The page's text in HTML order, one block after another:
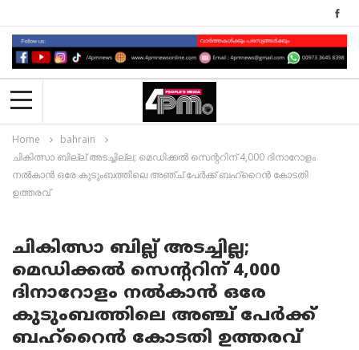
Home
bahrain
ചികിത്സാ ബില്ല് അടച്ചില്ല; മെഡിക്കൽ സെന്ററിന് 4,000 ദിനാറോളം
നൽകാൻ ഒരേ കുടുംബത്തിലെ അഞ്ച് പേർക്ക് ബഹ്‌റൈൻ കോടതി
ഉത്തരവ്
ചികിത്സാ ബില്ല് അടച്ചില്ല;
മെഡിക്കൽ സെന്ററിന് 4,000
ദിനാറോളം നൽകാൻ ഒരേ
കുടുംബത്തിലെ അഞ്ച് പേർക്ക്
ബഹ്‌റൈൻ കോടതി ഉത്തരവ്